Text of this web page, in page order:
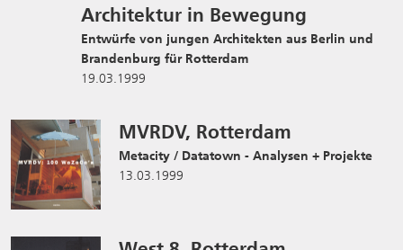
Architektur in Bewegung
Entwürfe von jungen Architekten aus Berlin und
Brandenburg für Rotterdam
19.03.1999
MVRDV, Rotterdam
Metacity / Datatown - Analysen + Projekte
13.03.1999